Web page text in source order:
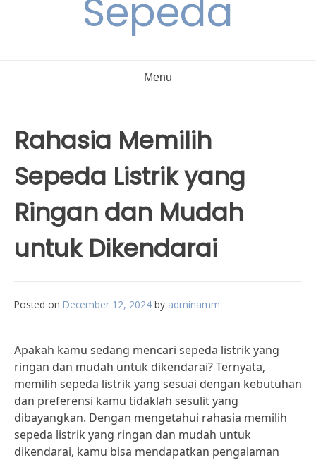
Sepeda
Menu
Rahasia Memilih
Sepeda Listrik yang
Ringan dan Mudah
untuk Dikendarai
Posted on December 12, 2024 by adminamm
Apakah kamu sedang mencari sepeda listrik yang
ringan dan mudah untuk dikendarai? Ternyata,
memilih sepeda listrik yang sesuai dengan kebutuhan
dan preferensi kamu tidaklah sesulit yang
dibayangkan. Dengan mengetahui rahasia memilih
sepeda listrik yang ringan dan mudah untuk
dikendarai, kamu bisa mendapatkan pengalaman